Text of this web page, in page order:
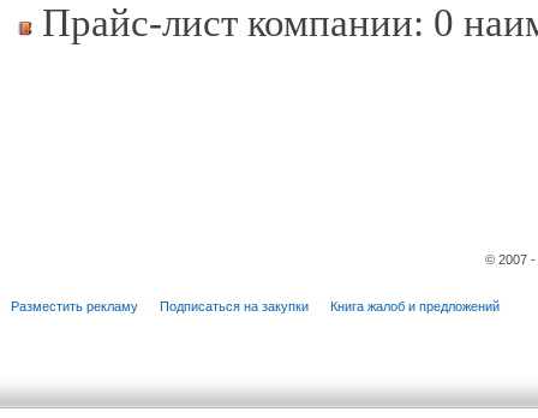
Прайс-лист компании: 0
© 2007
Разместить рекламу Подписаться на закупки Книга жалоб и предложений